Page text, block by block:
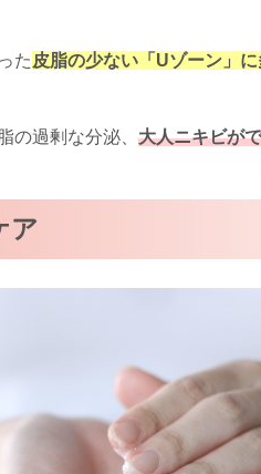
た 皮脂の少ない「Uゾーン」
の過剰な分泌、 大人ニキビが
ア